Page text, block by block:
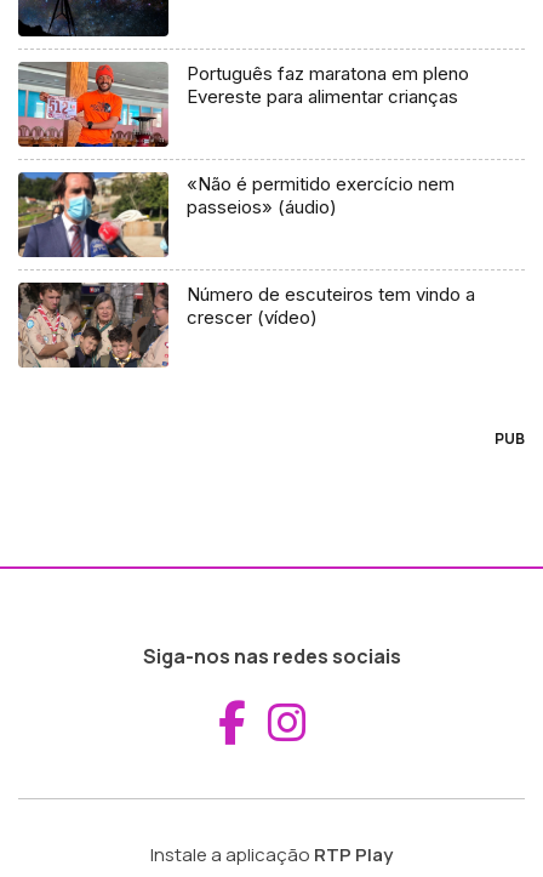
Português faz maratona em pleno
Evereste para alimentar crianças
«Não é permitido exercício nem
passeios» (áudio)
Número de escuteiros tem vindo a
crescer (vídeo)
PUB
Siga-nos nas redes sociais
Aceder ao
Instale a aplicação RTP Play